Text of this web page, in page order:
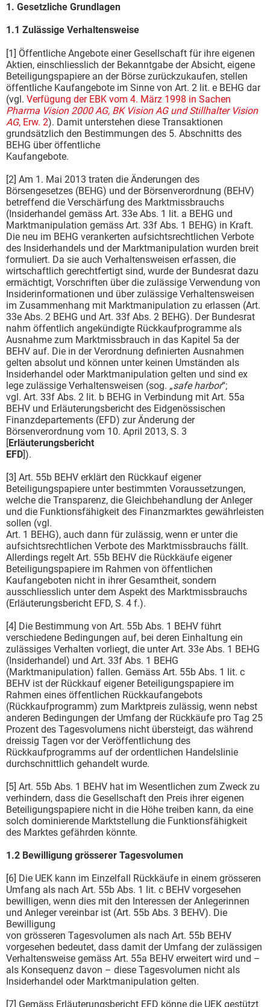
1. Gesetzliche Grundlagen
1.1 Zulässige Verhaltensweise
[1] Öffentliche Angebote einer Gesellschaft für ihre eigenen
Aktien, einschliesslich der Bekanntgabe der Absicht, eigene
Beteiligungspapiere an der Börse zurückzukaufen, stellen
öffentliche Kaufangebote im Sinne von Art. 2 lit. e BEHG dar
(vgl. Verfügung der EBK vom 4. März 1998 in Sachen
Pharma Vision 2000 AG, BK Vision AG und Stillhalter Vision
AG, Erw. 2). Damit unterstehen diese Transaktionen
grundsätzlich den Bestimmungen des 5. Abschnitts des
BEHG über öffentliche
Kaufangebote.
[2] Am 1. Mai 2013 traten die Änderungen des
Börsengesetzes (BEHG) und der Börsenverordnung (BEHV)
betreffend die Verschärfung des Marktmissbrauchs
(Insiderhandel gemäss Art. 33e Abs. 1 lit. a BEHG und
Marktmanipulation gemäss Art. 33f Abs. 1 BEHG) in Kraft.
Die neu im BEHG verankerten aufsichtsrechtlichen Verbote
des Insiderhandels und der Marktmanipulation wurden breit
formuliert. Da sie auch Verhaltensweisen erfassen, die
wirtschaftlich gerechtfertigt sind, wurde der Bundesrat dazu
ermächtigt, Vorschriften über die zulässige Verwendung von
Insiderinformationen und über zulässige Verhaltensweisen
im Zusammenhang mit Marktmanipulation zu erlassen (Art.
33e Abs. 2 BEHG und Art. 33f Abs. 2 BEHG). Der Bundesrat
nahm öffentlich angekündigte Rückkaufprogramme als
Ausnahme zum Marktmissbrauch in das Kapitel 5a der
BEHV auf. Die in der Verordnung definierten Ausnahmen
gelten absolut und können unter keinen Umständen als
Insiderhandel oder Marktmanipulation gelten und sind ex
lege zulässige Verhaltensweisen (sog. „safe harbor“;
vgl. Art. 33f Abs. 2 lit. b BEHG in Verbindung mit Art. 55a
BEHV und Erläuterungsbericht des Eidgenössischen
Finanzdepartements (EFD) zur Änderung der
Börsenverordnung vom 10. April 2013, S. 3
[Erläuterungsbericht
EFD]).
[3] Art. 55b BEHV erklärt den Rückkauf eigener
Beteiligungspapiere unter bestimmten Voraussetzungen,
welche die Transparenz, die Gleichbehandlung der Anleger
und die Funktionsfähigkeit des Finanzmarktes gewährleisten
sollen (vgl.
Art. 1 BEHG), auch dann für zulässig, wenn er unter die
aufsichtsrechtlichen Verbote des Marktmissbrauchs fällt.
Allerdings regelt Art. 55b BEHV die Rückkäufe eigener
Beteiligungspapiere im Rahmen von öffentlichen
Kaufangeboten nicht in ihrer Gesamtheit, sondern
ausschliesslich unter dem Aspekt des Marktmissbrauchs
(Erläuterungsbericht EFD, S. 4 f.).
[4] Die Bestimmung von Art. 55b Abs. 1 BEHV führt
verschiedene Bedingungen auf, bei deren Einhaltung ein
zulässiges Verhalten vorliegt, die unter Art. 33e Abs. 1 BEHG
(Insiderhandel) und Art. 33f Abs. 1 BEHG
(Marktmanipulation) fallen. Gemäss Art. 55b Abs. 1 lit. c
BEHV ist der Rückkauf eigener Beteiligungspapiere im
Rahmen eines öffentlichen Rückkaufangebots
(Rückkaufprogramm) zum Marktpreis zulässig, wenn nebst
anderen Bedingungen der Umfang der Rückkäufe pro Tag 25
Prozent des Tagesvolumens nicht übersteigt, das während
dreissig Tagen vor der Veröffentlichung des
Rückkaufprogramms auf der ordentlichen Handelslinie
durchschnittlich gehandelt wurde.
[5] Art. 55b Abs. 1 BEHV hat im Wesentlichen zum Zweck zu
verhindern, dass die Gesellschaft den Preis ihrer eigenen
Beteiligungspapiere nicht in die Höhe treiben kann, da eine
solch dominierende Marktstellung die Funktionsfähigkeit
des Marktes gefährden könnte.
1.2 Bewilligung grösserer Tagesvolumen
[6] Die UEK kann im Einzelfall Rückkäufe in einem grösseren
Umfang als nach Art. 55b Abs. 1 lit. c BEHV vorgesehen
bewilligen, wenn dies mit den Interessen der Anlegerinnen
und Anleger vereinbar ist (Art. 55b Abs. 3 BEHV). Die
Bewilligung
von grösseren Tagesvolumen als nach Art. 55b BEHV
vorgesehen bedeutet, dass damit der Umfang der zulässigen
Verhaltensweise gemäss Art. 55a BEHV erweitert wird und –
als Konsequenz davon – diese Tagesvolumen nicht als
Insiderhandel oder Marktmanipulation gelten.
[7] Gemäss Erläuterungsbericht EFD könne die UEK gestützt